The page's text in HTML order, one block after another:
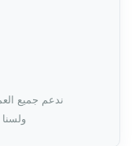
ندعم جميع